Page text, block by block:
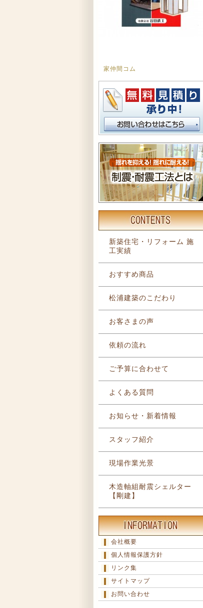
家仲間コム
新築住宅・リフォーム 施
工実績
おすすめ商品
松浦建築のこだわり
お客さまの声
依頼の流れ
ご予算に合わせて
よくある質問
お知らせ・新着情報
スタッフ紹介
現場作業光景
木造軸組耐震シェルター
【剛建】
会社概要
個人情報保護方針
リンク集
サイトマップ
お問い合わせ